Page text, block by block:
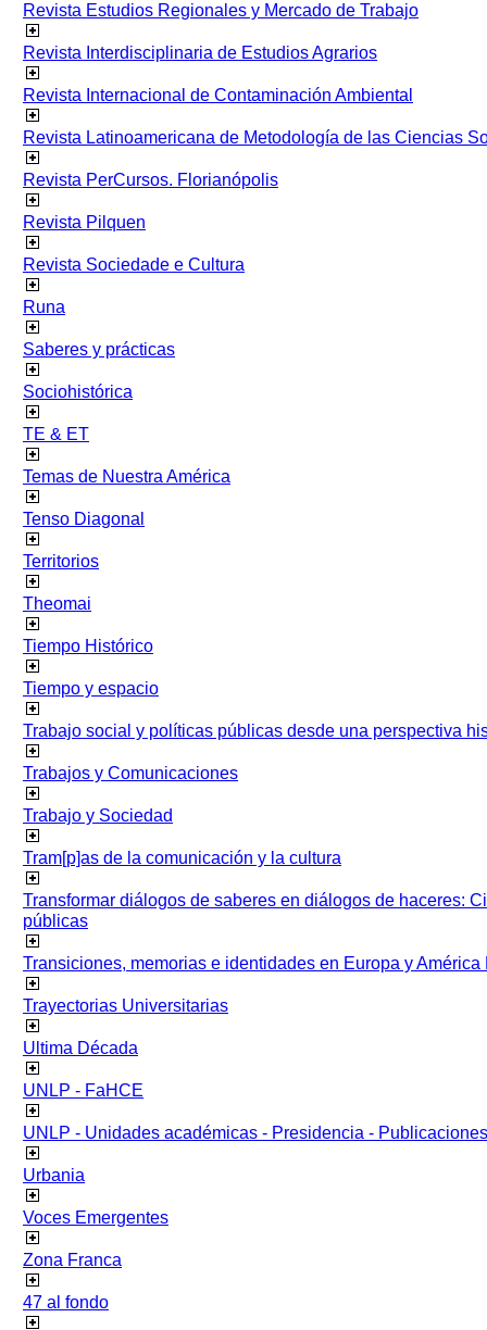
Revista Estudios Regionales y Mercado de Trabajo
Revista Interdisciplinaria de Estudios Agrarios
Revista Internacional de Contaminación Ambiental
Revista Latinoamericana de Metodología de las Ciencias
Revista PerCursos. Florianópolis
Revista Pilquen
Revista Sociedade e Cultura
Runa
Saberes y prácticas
Sociohistórica
TE & ET
Temas de Nuestra América
Tenso Diagonal
Territorios
Theomai
Tiempo Histórico
Tiempo y espacio
Trabajo social y políticas públicas desde una perspectiva
Trabajos y Comunicaciones
Trabajo y Sociedad
Tram[p]as de la comunicación y la cultura
Transformar diálogos de saberes en diálogos de haceres:
públicas
Transiciones, memorias e identidades en Europa y América
Trayectorias Universitarias
Ultima Década
UNLP - FaHCE
UNLP - Unidades académicas - Presidencia - Publicaciones
Urbania
Voces Emergentes
Zona Franca
47 al fondo